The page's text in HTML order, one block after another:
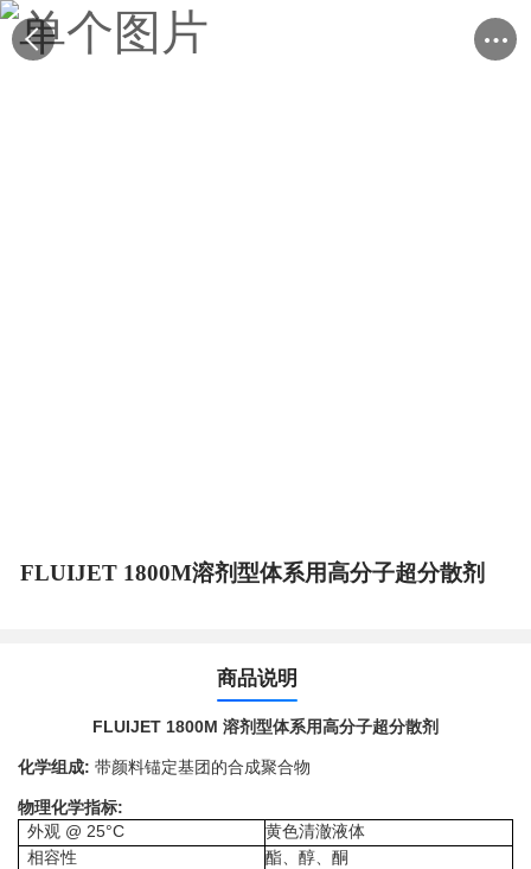
FLUIJET 1800M溶剂型体系用高分子超分散剂
商品说明
FLUIJET 1800M 溶剂型体系用高分子超分散剂
化学组成: 带颜料锚定基团的合成聚合物
物理化学指标:
外观 @ 25°C
黄色清澈液体
相容性
酯、醇、酮